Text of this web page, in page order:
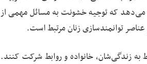
می‌دهد که توجیه خشونت به مسائل مهمی از
توانمندسازی زنان مرتبط است.
به زندگی‌شان، خانواده و روابط شرکت کنند.